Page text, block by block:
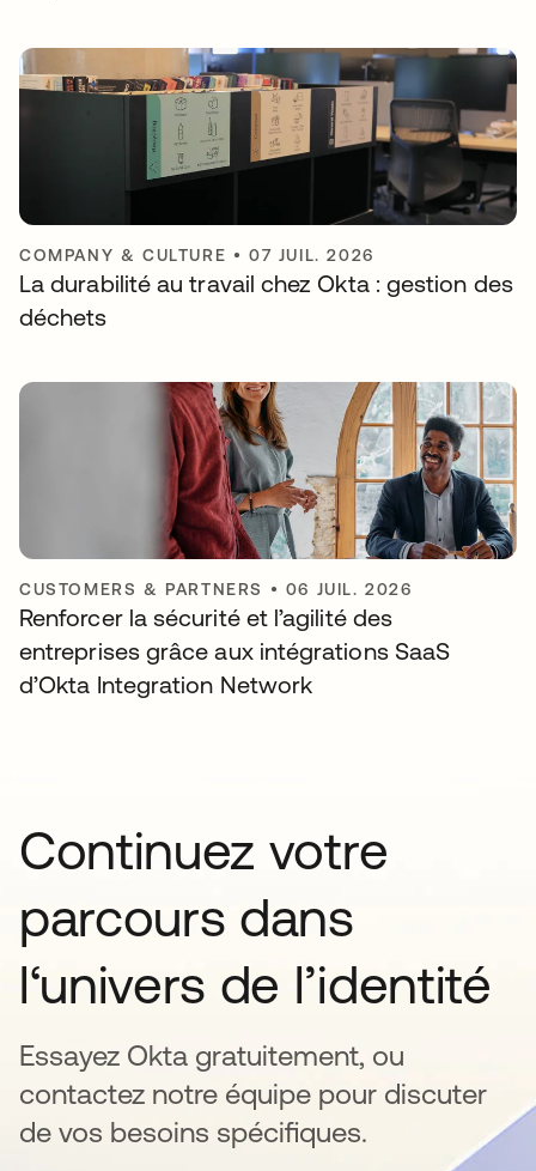
COMPANY & CULTURE •07 JUIL. 2026
La durabilité au travail chez Okta : gestion des
déchets
CUSTOMERS & PARTNERS • 06 JUIL. 2026
Renforcer la sécurité et l’agilité des
entreprises grâce aux intégrations SaaS
d’Okta Integration Network
Continuez votre
parcours dans
l‘univers de l’identité
Essayez Okta gratuitement, ou
contactez notre équipe pour discuter
de vos besoins spécifiques.